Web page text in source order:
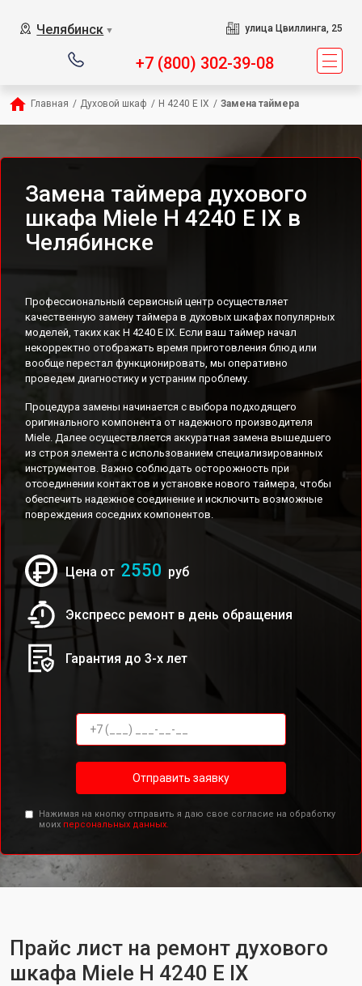
Челябинск ▼ улица Цвиллинга, 25
+7 (800) 302-39-08
Главная / Духовой шкаф / H 4240 E IX / Замена таймера
Замена таймера духового
шкафа Miele H 4240 E IX в
Челябинске
Профессиональный сервисный центр осуществляет
качественную замену таймера в духовых шкафах популярных
моделей, таких как H 4240 E IX. Если ваш таймер начал
некорректно отображать время приготовления блюд или
вообще перестал функционировать, мы оперативно
проведем диагностику и устраним проблему.
Процедура замены начинается с выбора подходящего
оригинального компонента от надежного производителя
Miele. Далее осуществляется аккуратная замена вышедшего
из строя элемента с использованием специализированных
инструментов. Важно соблюдать осторожность при
отсоединении контактов и установке нового таймера, чтобы
обеспечить надежное соединение и исключить возможные
повреждения соседних компонентов.
Цена от 2550 руб
Экспресс ремонт в день обращения
Гарантия до 3-х лет
Отправить заявку
Нажимая на кнопку отправить я даю свое согласие на обработку
моих персональных данных.
Прайс лист на ремонт духового
шкафа Miele H 4240 E IX